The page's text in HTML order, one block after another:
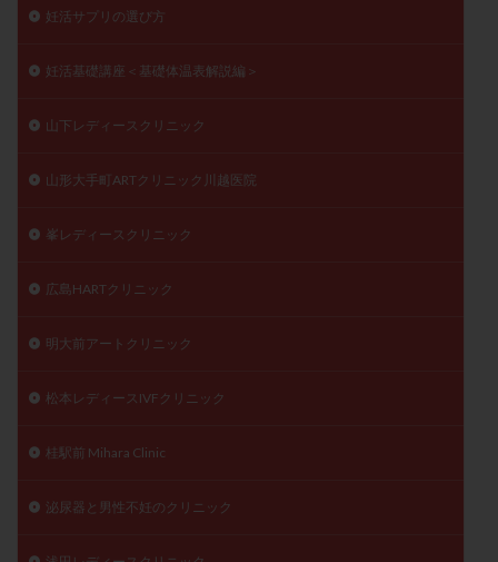
妊活サプリの選び方
妊活基礎講座＜基礎体温表解説編＞
山下レディースクリニック
山形大手町ARTクリニック川越医院
峯レディースクリニック
広島HARTクリニック
明大前アートクリニック
松本レディースIVFクリニック
桂駅前 Mihara Clinic
泌尿器と男性不妊のクリニック